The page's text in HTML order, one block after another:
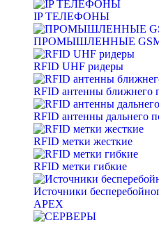
IP ТЕЛЕФОНЫ
ПРОМЫШЛЕННЫЕ
RFID UHF ридеры
RFID антенны ближнего
RFID антенны дальнего
RFID метки жесткие
RFID метки гибкие
Источники
APEX